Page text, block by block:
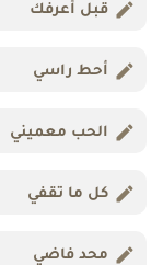
قبل أعرفك
أحط راسي
الحب معميني
كل ما تقفي
محد فاضي